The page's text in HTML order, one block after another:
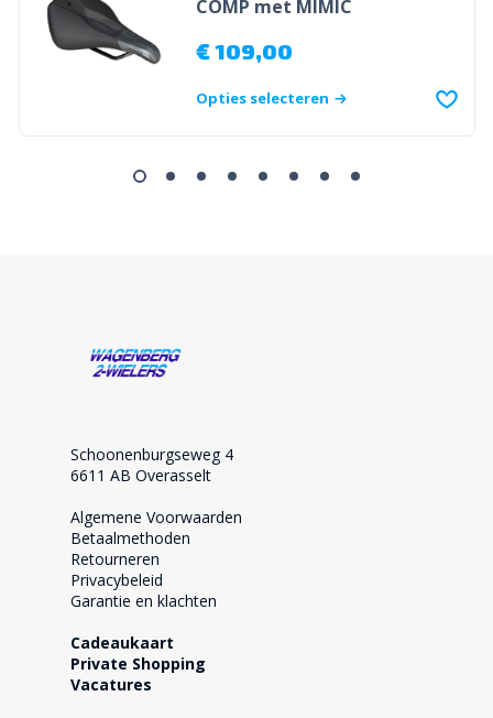
COMP met MIMIC
€109,00
Opties selecteren
Schoonenburgseweg 4
6611 AB Overasselt
Algemene Voorwaarden
Betaalmethoden
Retourneren
Privacybeleid
Garantie en klachten
Cadeaukaart
Private Shopping
Vacatures